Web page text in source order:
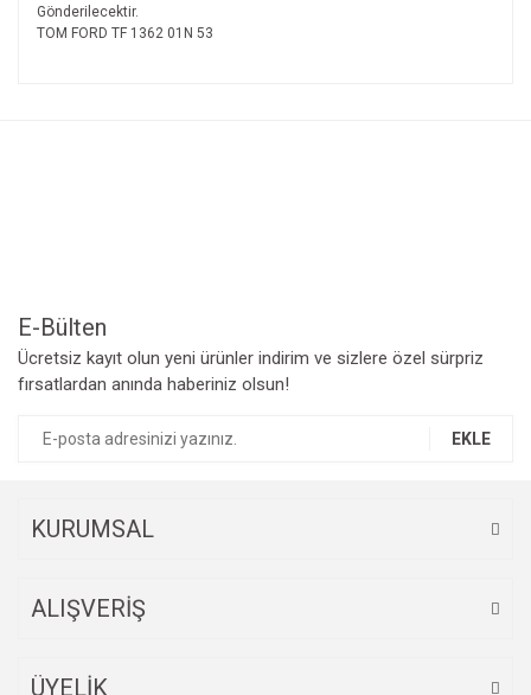
Gönderilecektir.
TOM FORD TF 1362 01N 53
E-Bülten
Ücretsiz kayıt olun yeni ürünler indirim ve sizlere özel sürpriz
fırsatlardan anında haberiniz olsun!
EKLE
KURUMSAL
ALIŞVERİŞ
ÜYELİK